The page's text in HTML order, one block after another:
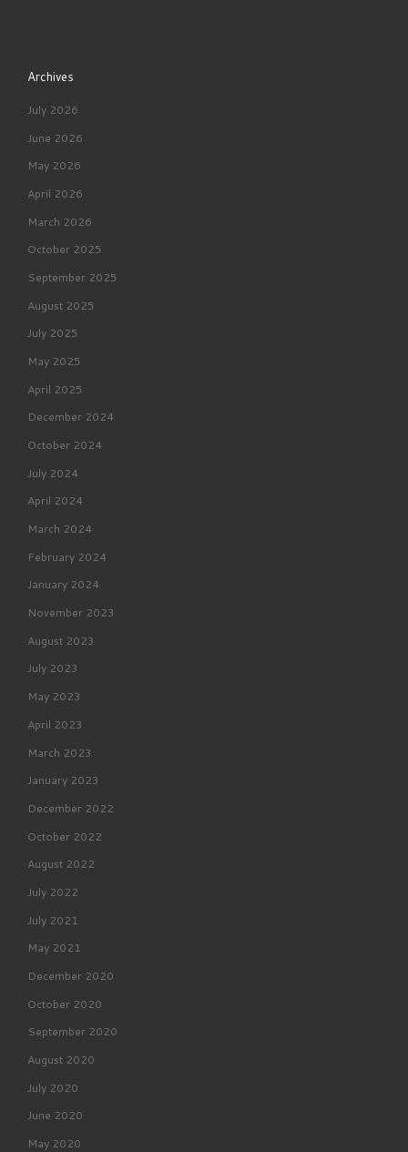
Archives
July 2026
June 2026
May 2026
April 2026
March 2026
October 2025
September 2025
August 2025
July 2025
May 2025
April 2025
December 2024
October 2024
July 2024
April 2024
March 2024
February 2024
January 2024
November 2023
August 2023
July 2023
May 2023
April 2023
March 2023
January 2023
December 2022
October 2022
August 2022
July 2022
July 2021
May 2021
December 2020
October 2020
September 2020
August 2020
July 2020
June 2020
May 2020